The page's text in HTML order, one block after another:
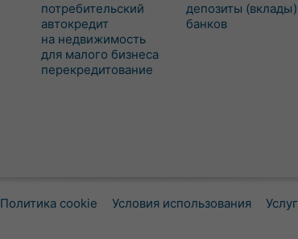
потребительский
автокредит
на недвижимость
для малого бизнеса
перекредитование
депозиты (вклады)
банков
Политика cookie Условия использования